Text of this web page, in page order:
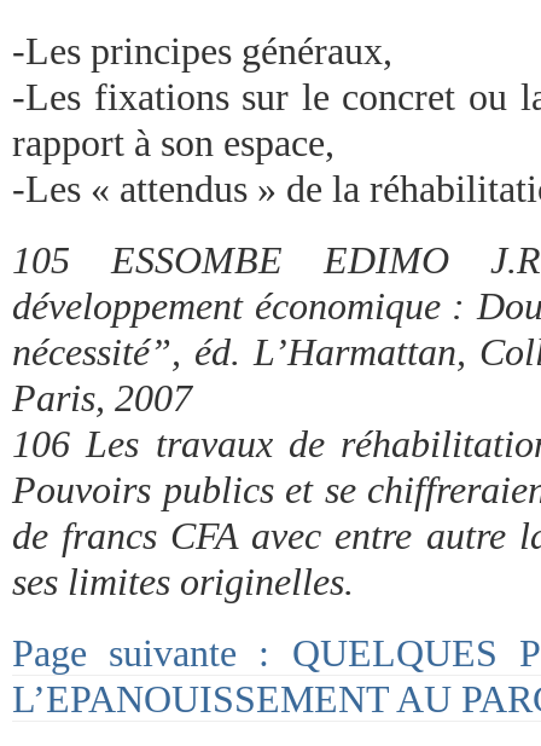
-Les principes généraux,
-Les fixations sur le concret ou
rapport à son espace,
-Les « attendus » de la
105 ESSOMBE EDIMO
développement économique :
nécessité”, éd. L’Harmattan,
Paris, 2007
106 Les travaux de
Pouvoirs publics et se
de francs CFA avec entre autre
ses limites originelles.
Page suivante : QUELQUES
L’EPANOUISSEMENT AU